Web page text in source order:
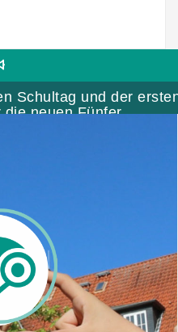
Schultag und der
die neuen Fünfer